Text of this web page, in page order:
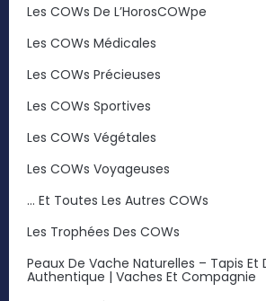
Les COWs De L’HorosCOWpe
Les COWs Médicales
Les COWs Précieuses
Les COWs Sportives
Les COWs Végétales
Les COWs Voyageuses
… Et Toutes Les Autres COWs
Les Trophées Des COWs
Peaux De Vache Naturelles – Tapis Et
Authentique | Vaches Et Compagnie